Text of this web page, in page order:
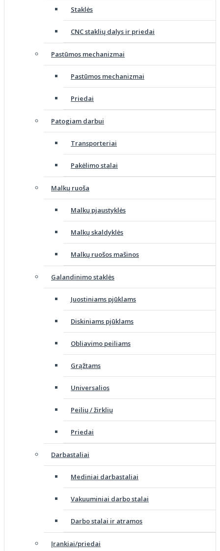
Staklės
CNC staklių dalys ir priedai
Pastūmos mechanizmai
Pastūmos mechanizmai
Priedai
Patogiam darbui
Transporteriai
Pakėlimo stalai
Malkų ruoša
Malkų pjaustyklės
Malkų skaldyklės
Malkų ruošos mašinos
Galandinimo staklės
Juostiniams pjūklams
Diskiniams pjūklams
Obliavimo peiliams
Grąžtams
Universalios
Peilių / žirklių
Priedai
Darbastaliai
Mediniai darbastaliai
Vakuuminiai darbo stalai
Darbo stalai ir atramos
Įrankiai/priedai